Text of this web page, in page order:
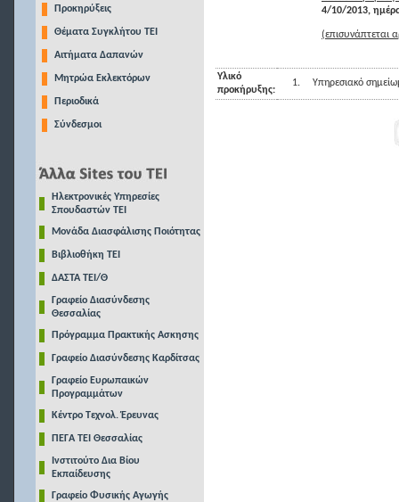
Προκηρύξεις
Θέματα Συγκλήτου ΤΕΙ
Αιτήματα Δαπανών
Μητρώα Εκλεκτόρων
Περιοδικά
Σύνδεσμοι
Ηλεκτρονικές Υπηρεσίες
Σπουδαστών ΤΕΙ
Μονάδα Διασφάλισης Ποιότητας
Βιβλιοθήκη ΤΕΙ
ΔΑΣΤΑ ΤΕΙ/Θ
Γραφείο Διασύνδεσης
Θεσσαλίας
Πρόγραμμα Πρακτικής Ασκησης
Γραφείο Διασύνδεσης Καρδίτσας
Γραφείο Ευρωπαικών
Προγραμμάτων
Κέντρο Τεχνολ. Έρευνας
ΠΕΓΑ ΤΕΙ Θεσσαλίας
Ινστιτούτο Δια Βίου
Εκπαίδευσης
Γραφείο Φυσικής Αγωγής
4/10/2013,
(επισυνάπτεται
Υλικό
προκήρυξης:
1. Υπηρεσιακό